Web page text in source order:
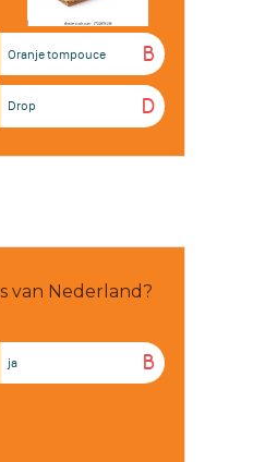
B
Oranje tompouce
D
Drop
van Nederland?
B
ja